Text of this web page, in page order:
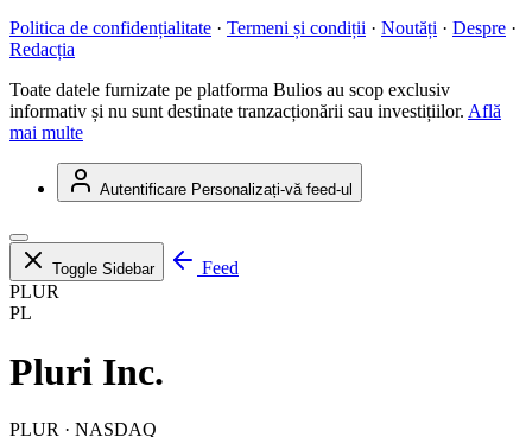
Politica de confidențialitate · Termeni și condiții · Noutăți · Despre ·
Redacția
Toate datele furnizate pe platforma Bulios au scop exclusiv
informativ și nu sunt destinate tranzacționării sau investițiilor. Află
mai multe
Autentificare Personalizați-vă feed-ul
Toggle Sidebar
Feed
PLUR
PL
Pluri Inc.
PLUR · NASDAQ